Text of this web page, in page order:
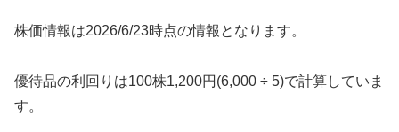
株価情報は2026/6/23時点の情報となります。
優待品の利回りは100株1,200円(6,000 ÷ 5)で計算していま
す。